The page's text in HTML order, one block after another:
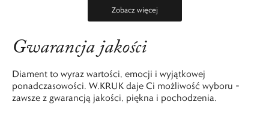
Zobacz więcej
Gwarancja jakości
Diament to wyraz wartości, emocji i wyjątkowej
ponadczasowości. W.KRUK daje Ci możliwość wyboru –
zawsze z gwarancją jakości, piękna i pochodzenia.